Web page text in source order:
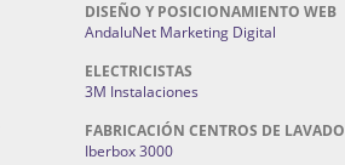
DISEÑO Y POSICIONAMIENTO WEB
AndaluNet Marketing Digital
ELECTRICISTAS
3M Instalaciones
FABRICACIÓN CENTROS DE LAVADO
Iberbox 3000